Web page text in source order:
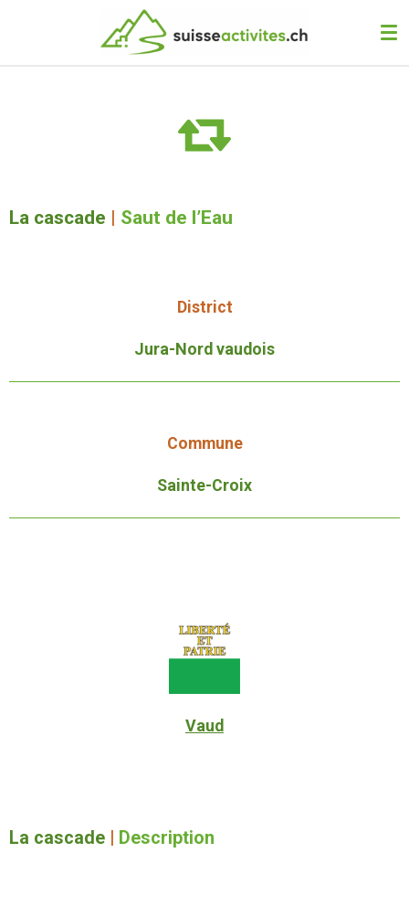
La cascade | Saut de l’Eau
District
Jura-Nord vaudois
Commune
Sainte-Croix
Vaud
La cascade Description